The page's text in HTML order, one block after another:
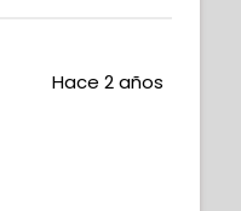
Hace 2 años